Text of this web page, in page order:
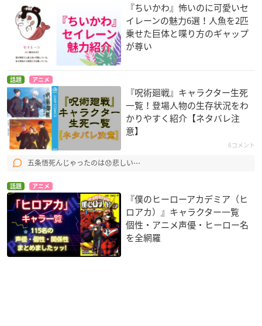
『ちいかわ』怖いのに可愛いセ
イレーンの魅力6選！人魚を2匹
乗せた巨体と喋り方のギャップ
が尊い
話題 アニメ
『呪術廻戦』キャラクター生死
一覧！登場人物の生存状況をわ
かりやすく紹介【ネタバレ注
意】
6コメント
五条悟死んじゃったのは😞悲しい⋯
話題 アニメ
『僕のヒーローアカデミア（ヒ
ロアカ）』キャラクター一覧
個性・アニメ声優・ヒーロー名
を全網羅